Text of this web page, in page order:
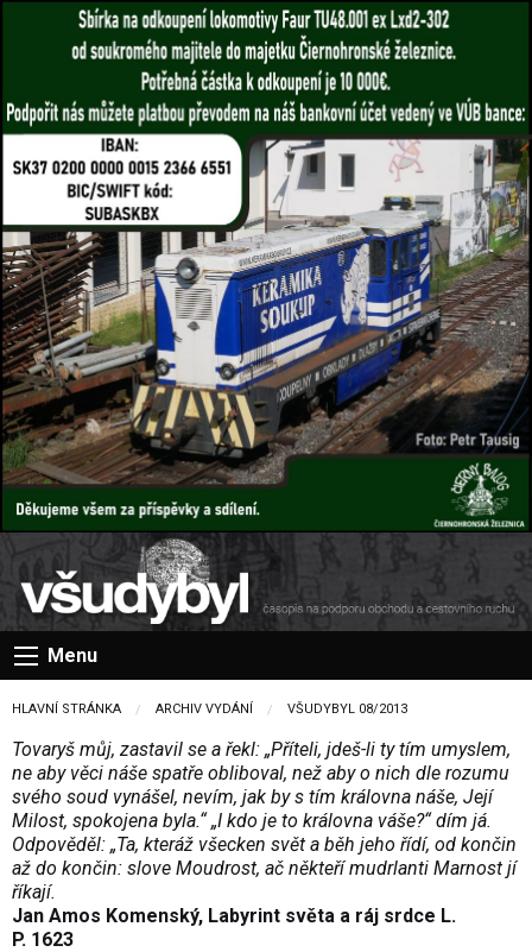
Menu
HLAVNÍ STRÁNKA ARCHIV VYDÁNÍ VŠUDYBYL 08/2013
Tovaryš můj, zastavil se a řekl: „Příteli, jdeš-li ty tím umyslem,
ne aby věci náše spatře obliboval, než aby o nich dle rozumu
svého soud vynášel, nevím, jak by s tím královna náše, Její
Milost, spokojena byla.“ „I kdo je to královna váše?“ dím já.
Odpověděl: „Ta, kteráž všecken svět a běh jeho řídí, od končin
až do končin: slove Moudrost, ač někteří mudrlanti Marnost jí
říkají.
Jan Amos Komenský, Labyrint světa a ráj srdce L.
P. 1623